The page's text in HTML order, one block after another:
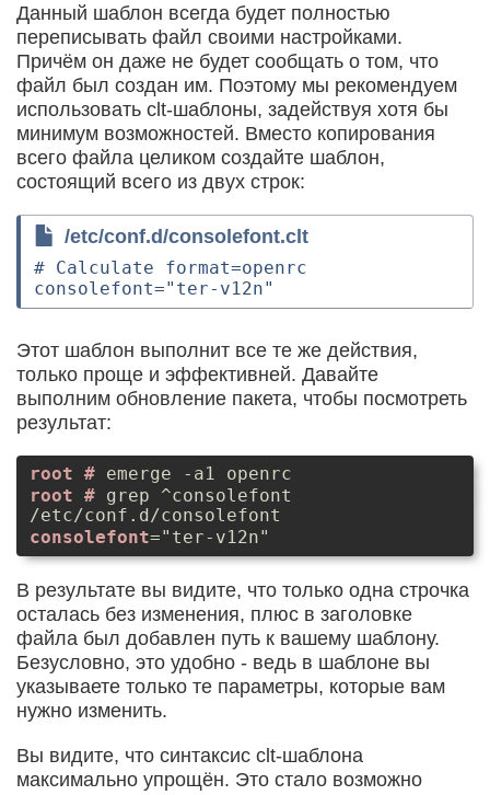
Данный шаблон всегда будет полностью
переписывать файл своими настройками.
Причём он даже не будет сообщать о том, что
файл был создан им. Поэтому мы рекомендуем
использовать clt-шаблоны, задействуя хотя бы
минимум возможностей. Вместо копирования
всего файла целиком создайте шаблон,
состоящий всего из двух строк:
/etc/conf.d/consolefont.clt
# Calculate format=openrc
Этот шаблон выполнит все те же действия,
только проще и эффективней. Давайте
выполним обновление пакета, чтобы посмотреть
результат:
emerge -a1 openrc
grep ^consolefont
/etc/conf.d/consolefont
consolefont="ter-v12n"
В результате вы видите, что только одна строчка
осталась без изменения, плюс в заголовке
файла был добавлен путь к вашему шаблону.
Безусловно, это удобно - ведь в шаблоне вы
указываете только те параметры, которые вам
нужно изменить.
Вы видите, что синтаксис clt-шаблона
максимально упрощён. Это стало возможно